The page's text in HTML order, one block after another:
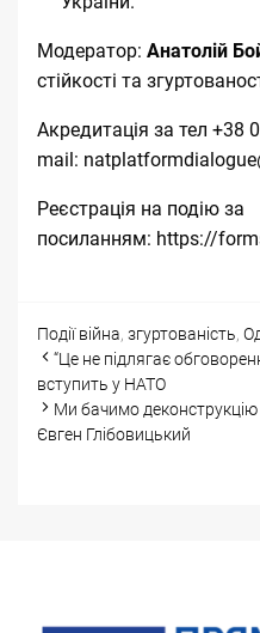
Модератор: Анатолій
стійкості та
Акредитація за тел +38
mail:
Реєстрація на подію за
посиланням: https://
Categories
Події Tags
війна, згуртованість,
Post
navigation
“Це не підлягає
вступить у НАТО
Ми бачимо деконструкцію
Євген Глібовицький